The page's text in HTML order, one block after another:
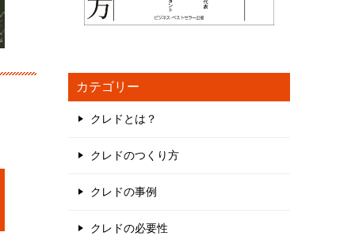
カテゴリー
クレドとは？
クレドのつくり方
クレドの事例
クレドの必要性